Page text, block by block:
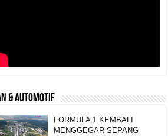
& AUTOMOTIF
FORMULA 1 KEMBALI
MENGGEGAR SEPANG